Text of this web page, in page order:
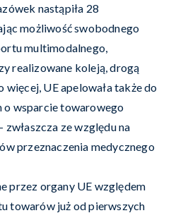
nastąpiła 28
możliwość swobodnego
multimodalnego,
realizowane koleją, drogą
UE apelowała także do
o wsparcie towarowego
ze względu na
przeznaczenia medycznego
przez organy UE względem
towarów już od pierwszych